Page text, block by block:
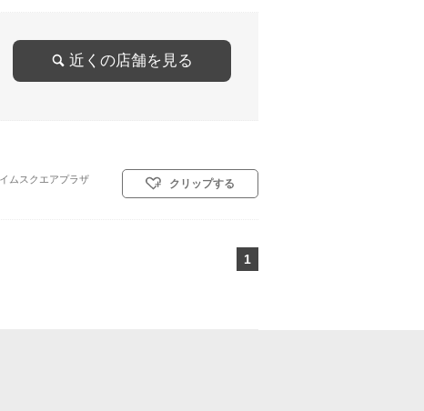
近くの店舗を見る
ムスクエアプラザ クリップする
1